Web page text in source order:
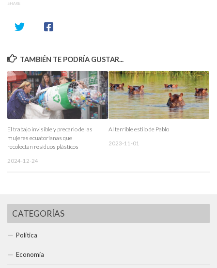
SHARE
TAMBIÉN TE PODRÍA GUSTAR...
El trabajo invisible y precario de las
mujeres ecuatorianas que
recolectan residuos plásticos
2024-12-24
Al terrible estilo de Pablo
2023-11-01
CATEGORÍAS
Política
Economía